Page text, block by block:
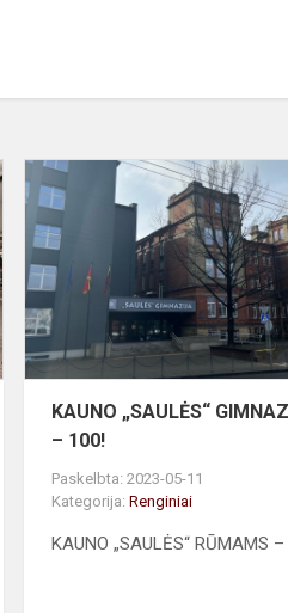
Nacionalinė
mokomųjų
mokinių
bendrovių
eXpo
2023
KAUNO „SAULĖS“
– 100!
Paskelbta: 2023-05-11
Kategorija:Renginiai
KAUNO „SAULĖS“ RŪMAMS